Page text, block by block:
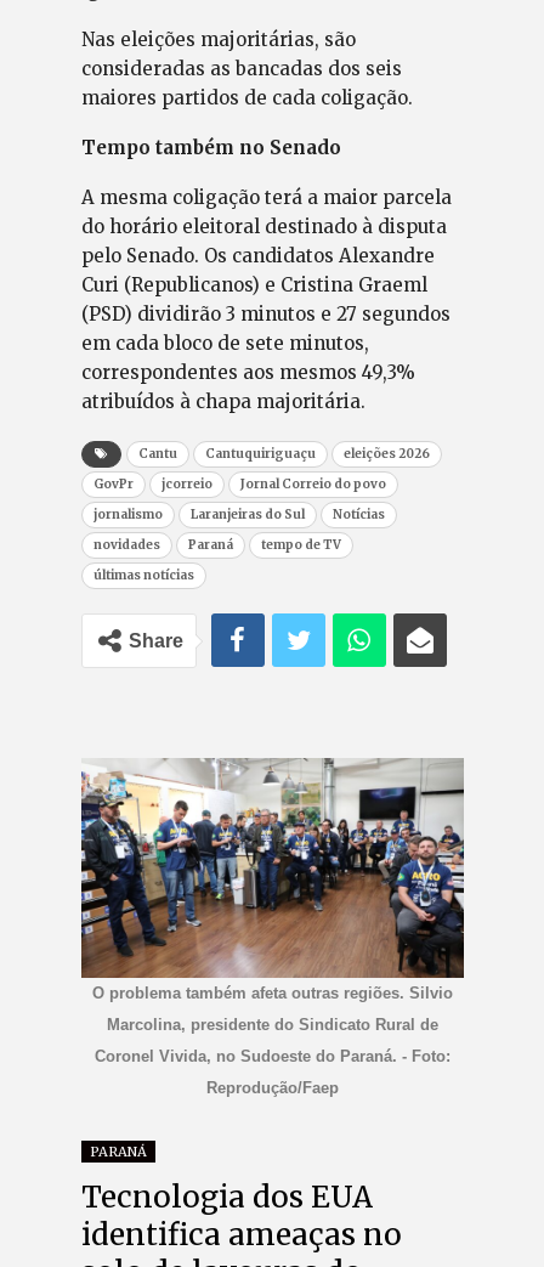
Nas eleições majoritárias, são
consideradas as bancadas dos seis
maiores partidos de cada coligação.
Tempo também no Senado
A mesma coligação terá a maior parcela
do horário eleitoral destinado à disputa
pelo Senado. Os candidatos Alexandre
Curi (Republicanos) e Cristina Graeml
(PSD) dividirão 3 minutos e 27 segundos
em cada bloco de sete minutos,
correspondentes aos mesmos 49,3%
atribuídos à chapa majoritária.
Cantu Cantuquiriguaçu
eleições 2026
GovPr
jcorreio
Jornal Correio do povo
jornalismo
Laranjeiras do Sul
Notícias
novidades
Paraná
tempo de TV
últimas notícias
Share
O problema também afeta outras regiões. Silvio
Marcolina, presidente do Sindicato Rural de
Coronel Vivida, no Sudoeste do Paraná. - Foto:
Reprodução/Faep
PARANÁ
Tecnologia dos EUA
identifica ameaças no